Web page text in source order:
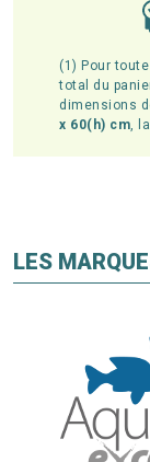
(1) Pour
total du
dimensions
x 60(h) cm,
LES